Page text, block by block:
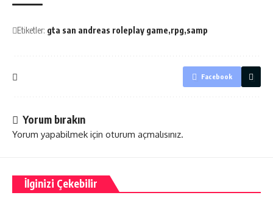
Etiketler: gta san andreas roleplay game rpg samp
Facebook
Yorum bırakın
Yorum yapabilmek için oturum açmalısınız.
İlginizi Çekebilir